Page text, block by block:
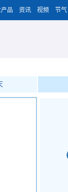
品 资讯 视频 节气